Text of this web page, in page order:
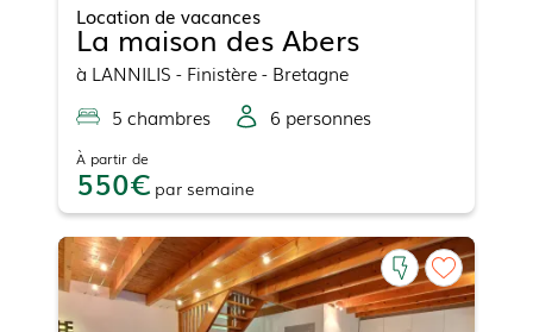
Location de vacances
La maison des Abers
à LANNILIS - Finistère - Bretagne
5 chambres 6 personnes
À partir de
550 par semaine